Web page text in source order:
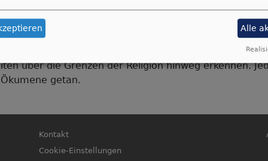
Dauer daraus an „interreligiöser“ Ökumene
darüber, ob und wie man beispielsweise in der
über die Grenzen der Religion hinweg erkennen.
getan.
Fußbereichsmenü
Kontakt
Cookie-Einstellungen
Alle